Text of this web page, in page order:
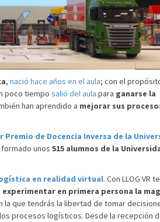
, nació hace años en el aula; con el
poco tiempo salió del aula para ganarse la
han aprendido a mejorar sus
Premio de Docencia Inversa de la
unos 515 alumnos de la
en realidad virtual. Con LLOG VR te
en primera persona la
la que tendrás la libertad de tomar
procesos logísticos. Desde la recepción